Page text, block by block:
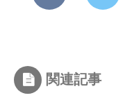
関連記事